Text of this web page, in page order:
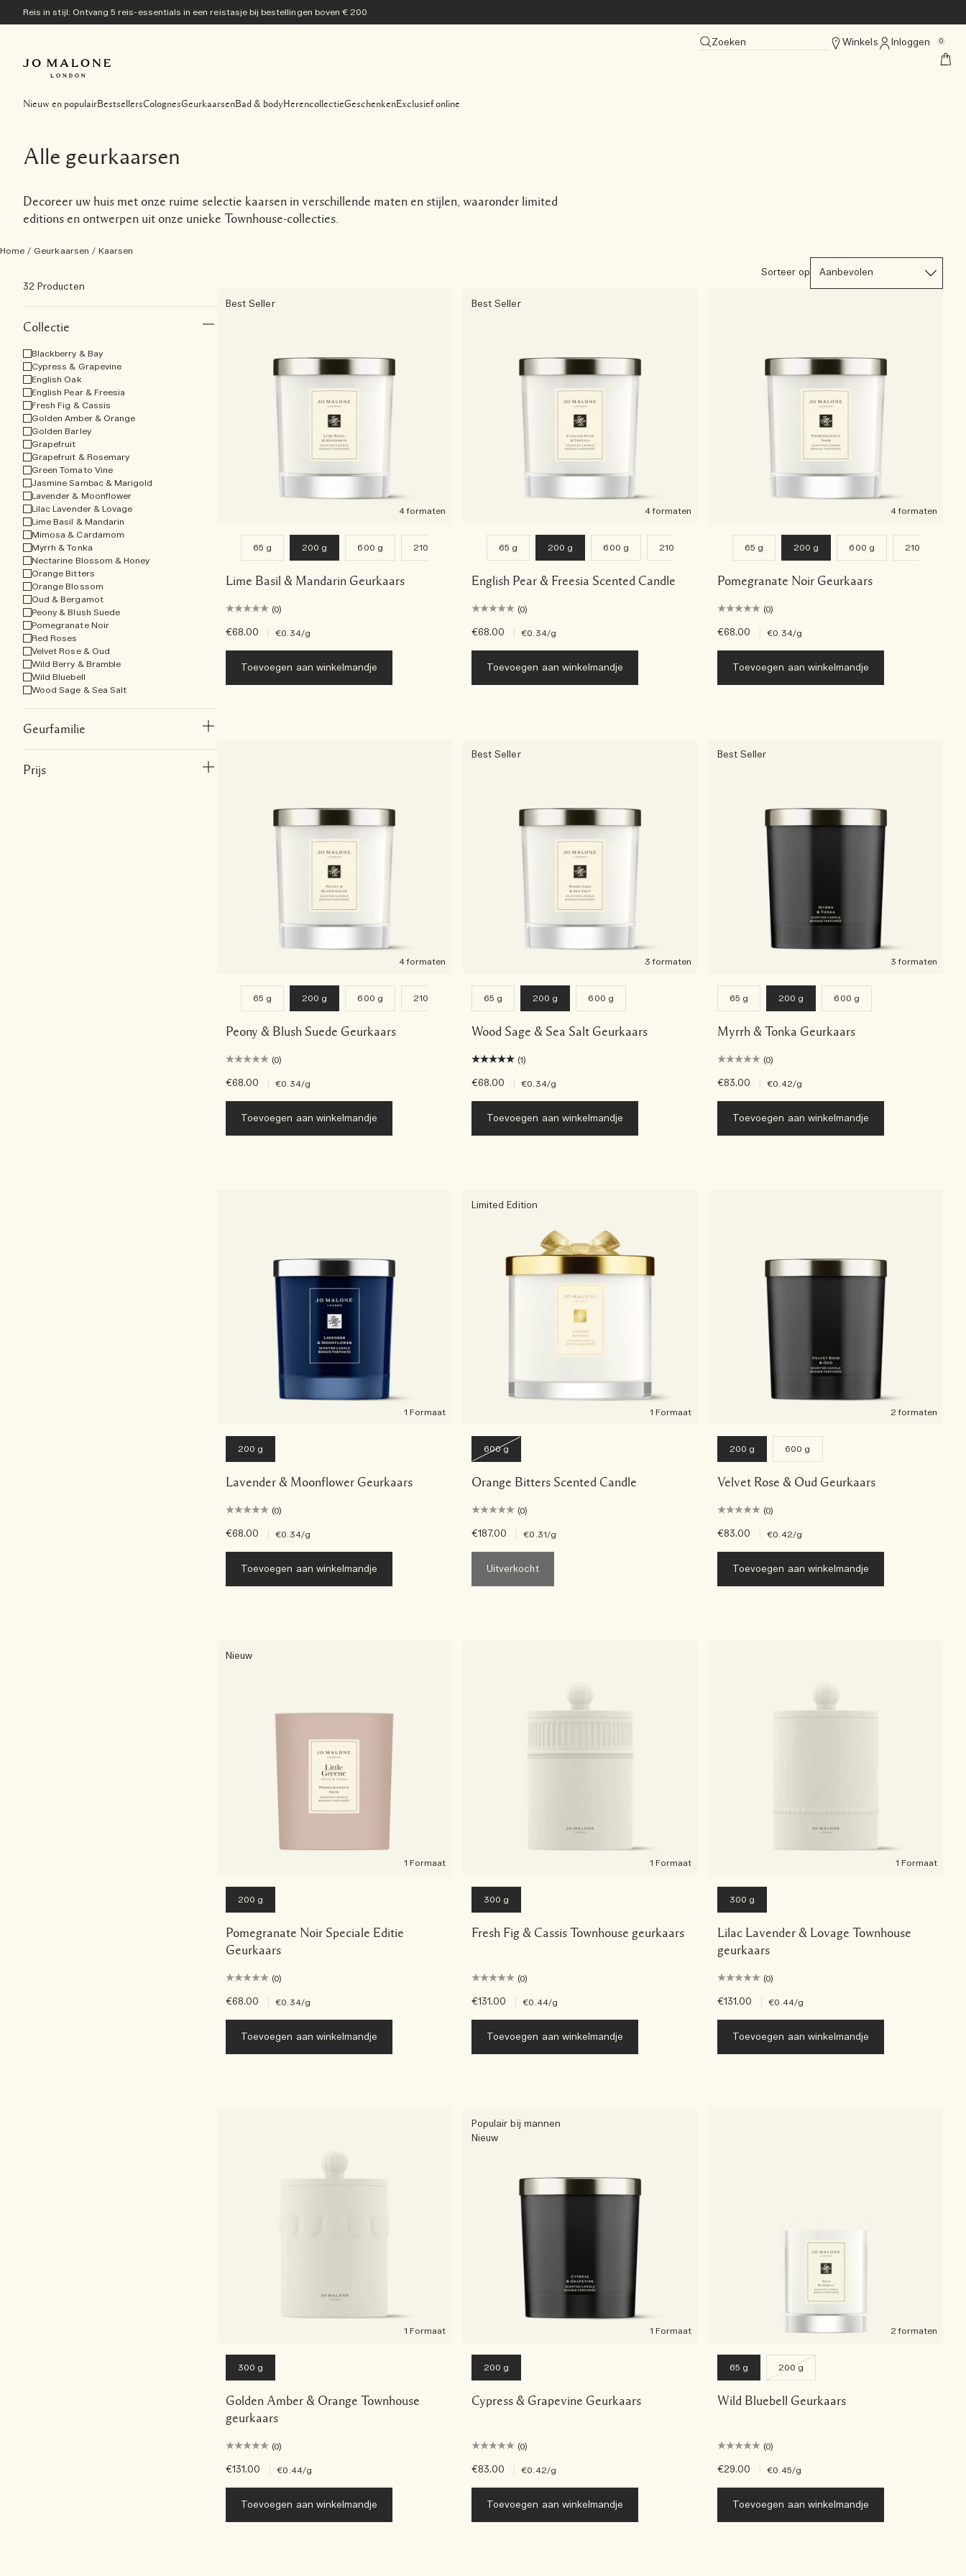
Reis in stijl: Ontvang 5 reis-essentials in een reistasje bij bestellingen boven € 200
Zoeken Winkels Inloggen 0
Nieuw en populairBestsellersColognesGeurkaarsenBad & bodyHerencollectieGeschenkenExclusief online
Alle geurkaarsen
Decoreer uw huis met onze ruime selectie kaarsen in verschillende maten en stijlen, waaronder limited
editions en ontwerpen uit onze unieke Townhouse-collecties.
Home / Geurkaarsen / Kaarsen
32 Producten
Collectie
Blackberry & Bay
Cypress & Grapevine
English Oak
English Pear & Freesia
Fresh Fig & Cassis
Golden Amber & Orange
Golden Barley
Grapefruit
Grapefruit & Rosemary
Green Tomato Vine
Jasmine Sambac & Marigold
Lavender & Moonflower
Lilac Lavender & Lovage
Lime Basil & Mandarin
Mimosa & Cardamom
Myrrh & Tonka
Nectarine Blossom & Honey
Orange Bitters
Orange Blossom
Oud & Bergamot
Peony & Blush Suede
Pomegranate Noir
Red Roses
Velvet Rose & Oud
Wild Berry & Bramble
Wild Bluebell
Wood Sage & Sea Salt
Geurfamilie
Prijs
Sorteer op
Best Seller
4 formaten
65 g 200 g 600 g 2100 g
Lime Basil & Mandarin Geurkaars
(0)
€68.00 €0.34/g
Toevoegen aan winkelmandje
Best Seller
4 formaten
65 g 200 g 600 g 2100 g
English Pear & Freesia Scented Candle
(0)
€68.00 €0.34/g
Toevoegen aan winkelmandje
4 formaten
65 g 200 g 600 g 2100 g
Pomegranate Noir Geurkaars
(0)
€68.00 €0.34/g
Toevoegen aan winkelmandje
4 formaten
65 g 200 g 600 g 2100 g
Peony & Blush Suede Geurkaars
(0)
€68.00 €0.34/g
Toevoegen aan winkelmandje
Best Seller
3 formaten
65 g 200 g 600 g
Wood Sage & Sea Salt Geurkaars
(1)
€68.00 €0.34/g
Toevoegen aan winkelmandje
Best Seller
3 formaten
65 g 200 g 600 g
Myrrh & Tonka Geurkaars
(0)
€83.00 €0.42/g
Toevoegen aan winkelmandje
1 Formaat
200 g
Lavender & Moonflower Geurkaars
(0)
€68.00 €0.34/g
Toevoegen aan winkelmandje
Limited Edition
1 Formaat
600 g
Orange Bitters Scented Candle
(0)
€187.00 €0.31/g
Uitverkocht
2 formaten
200 g 600 g
Velvet Rose & Oud Geurkaars
(0)
€83.00 €0.42/g
Toevoegen aan winkelmandje
Nieuw
1 Formaat
200 g
Pomegranate Noir Speciale Editie
Geurkaars
(0)
€68.00 €0.34/g
Toevoegen aan winkelmandje
1 Formaat
300 g
Fresh Fig & Cassis Townhouse geurkaars
(0)
€131.00 €0.44/g
Toevoegen aan winkelmandje
1 Formaat
300 g
Lilac Lavender & Lovage Townhouse
geurkaars
(0)
€131.00 €0.44/g
Toevoegen aan winkelmandje
1 Formaat
300 g
Golden Amber & Orange Townhouse
geurkaars
(0)
€131.00 €0.44/g
Toevoegen aan winkelmandje
Populair bij mannen
Nieuw
1 Formaat
200 g
Cypress & Grapevine Geurkaars
(0)
€83.00 €0.42/g
Toevoegen aan winkelmandje
2 formaten
65 g 200 g
Wild Bluebell Geurkaars
(0)
€29.00 €0.45/g
Toevoegen aan winkelmandje